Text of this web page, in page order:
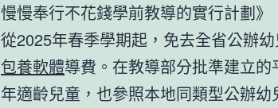
慢慢奉行不花錢學前教導的實行計劃
從2025年春季學期起，免去全省公辦
包養軟體導費。在教導部分批準建立
年適齡兒童，也參照本地同類型公辦